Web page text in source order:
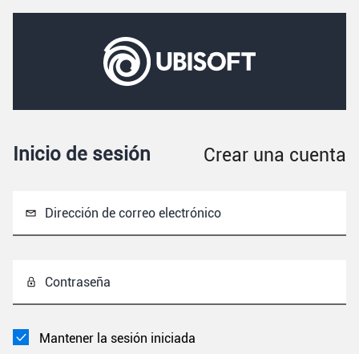
Inicio de sesión Crear una cuenta
Dirección de correo electrónico
Contraseña
Mantener la sesión iniciada